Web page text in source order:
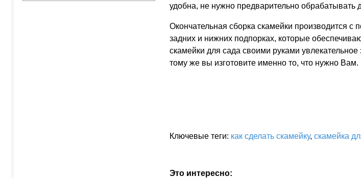
удобна, не нужно предварительно обрабатывать
Окончательная сборка скамейки производится
задних и нижних подпорках, которые
скамейки для сада своими руками
тому же вы изготовите именно то, что нужно Вам.
Ключевые теги: как сделать скамейку, скамейка
Это интересно: